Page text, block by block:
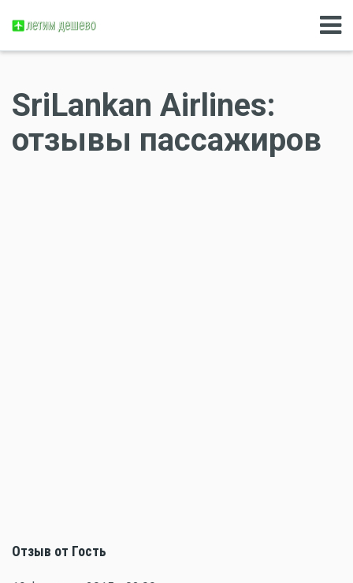
SriLankan Airlines:
отзывы пассажиров
Отзыв от Гость